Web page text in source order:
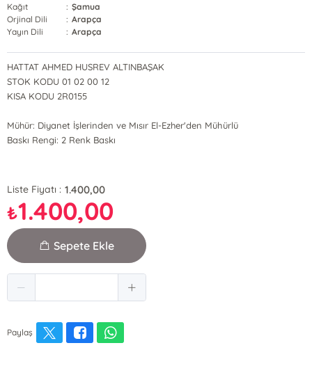
Kağıt
: Şamua
Orjinal Dili
: Arapça
Yayın Dili
: Arapça
HATTAT AHMED HUSREV ALTINBAŞAK
STOK KODU 01 02 00 12
KISA KODU 2R0155
Mühür: Diyanet İşlerinden ve Mısır El-Ezher'den Mühürlü
Baskı Rengi: 2 Renk Baskı
Liste Fiyatı : 1.400,00
₺1.400,00
Sepete Ekle
Paylaş